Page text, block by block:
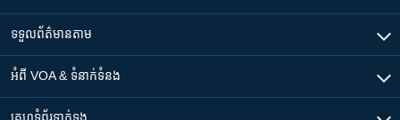
ទទួល​ព័ត៌មាន​តាម
អំពី​ VOA & ទំនាក់ទំនង